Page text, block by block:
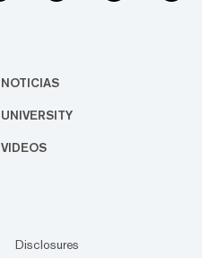
NOTICIAS
UNIVERSITY
VIDEOS
Disclosures